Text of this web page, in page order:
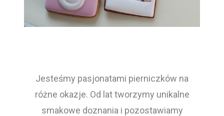
Jesteśmy pasjonatami pierniczków na
różne okazje. Od lat tworzymy unikalne
smakowe doznania i pozostawiamy